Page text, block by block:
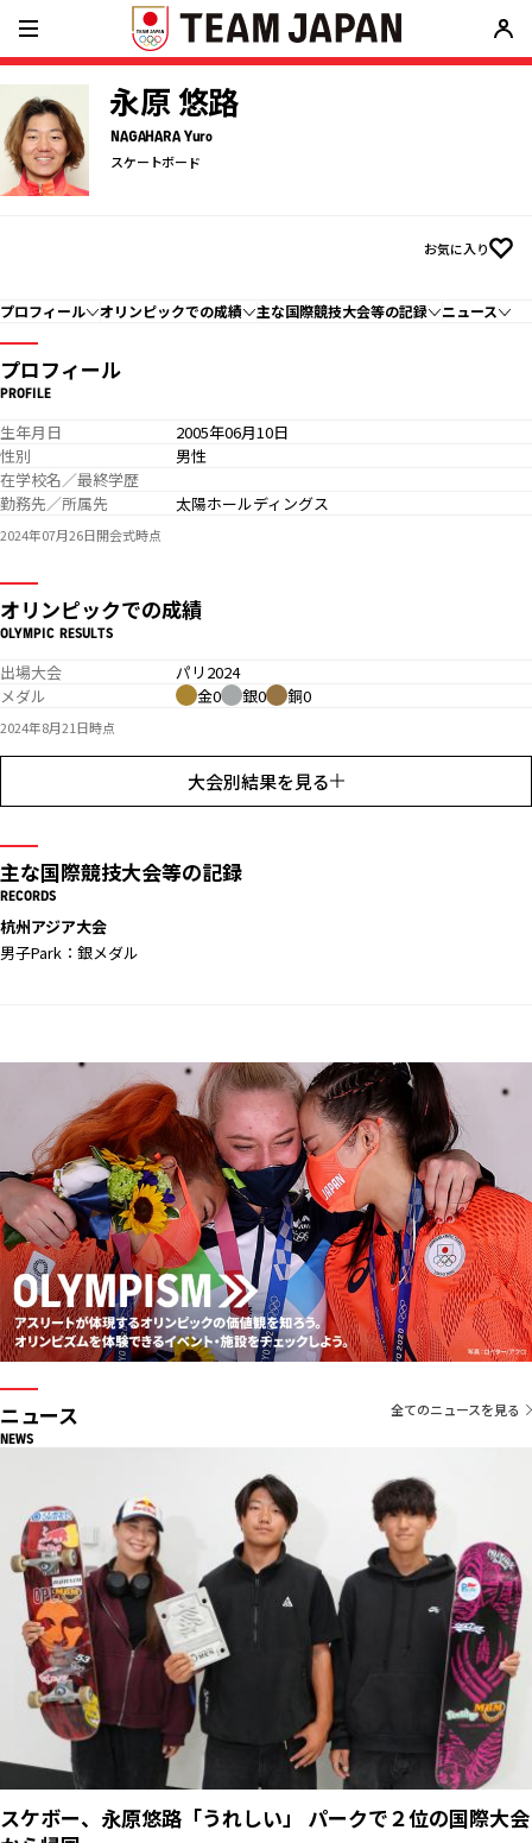
永原 悠路
NAGAHARA Yuro
スケートボード
お気に入り
プロフィール オリンピックでの成績 主な国際競技大会等の記録 ニュース
プロフィール
PROFILE
生年月日
2005年06月10日
性別
男性
在学校名／最終学歴
勤務先／所属先
太陽ホールディングス
2024年07月26日開会式時点
オリンピックでの成績
OLYMPIC RESULTS
出場大会
パリ2024
メダル
金0 銀0 銅0
2024年8月21日時点
大会別結果を見る
主な国際競技大会等の記録
RECORDS
杭州アジア大会
男子Park：銀メダル
ニュース
NEWS
全てのニュースを見る
スケボー、永原悠路「うれしい」 パークで２位の国際大会